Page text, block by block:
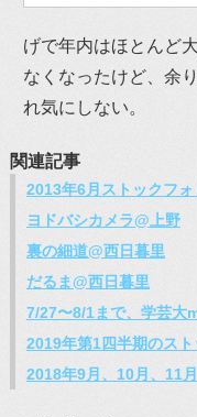
げで年内はほとんど
なくなったけど、余
れ気にしない。
関連記事
2013年6月ストックフ
ヨドバシカメラ@上野
裏の細道@西日暮里
だるま@西日暮里
7/27〜8/1まで、学芸大
2019年第1四半期のス
2018年9月、10月、11